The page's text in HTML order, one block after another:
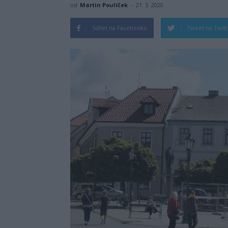
od Martin Poulíček - 21. 5. 2020
Sdílet na Facebooku Tweet na